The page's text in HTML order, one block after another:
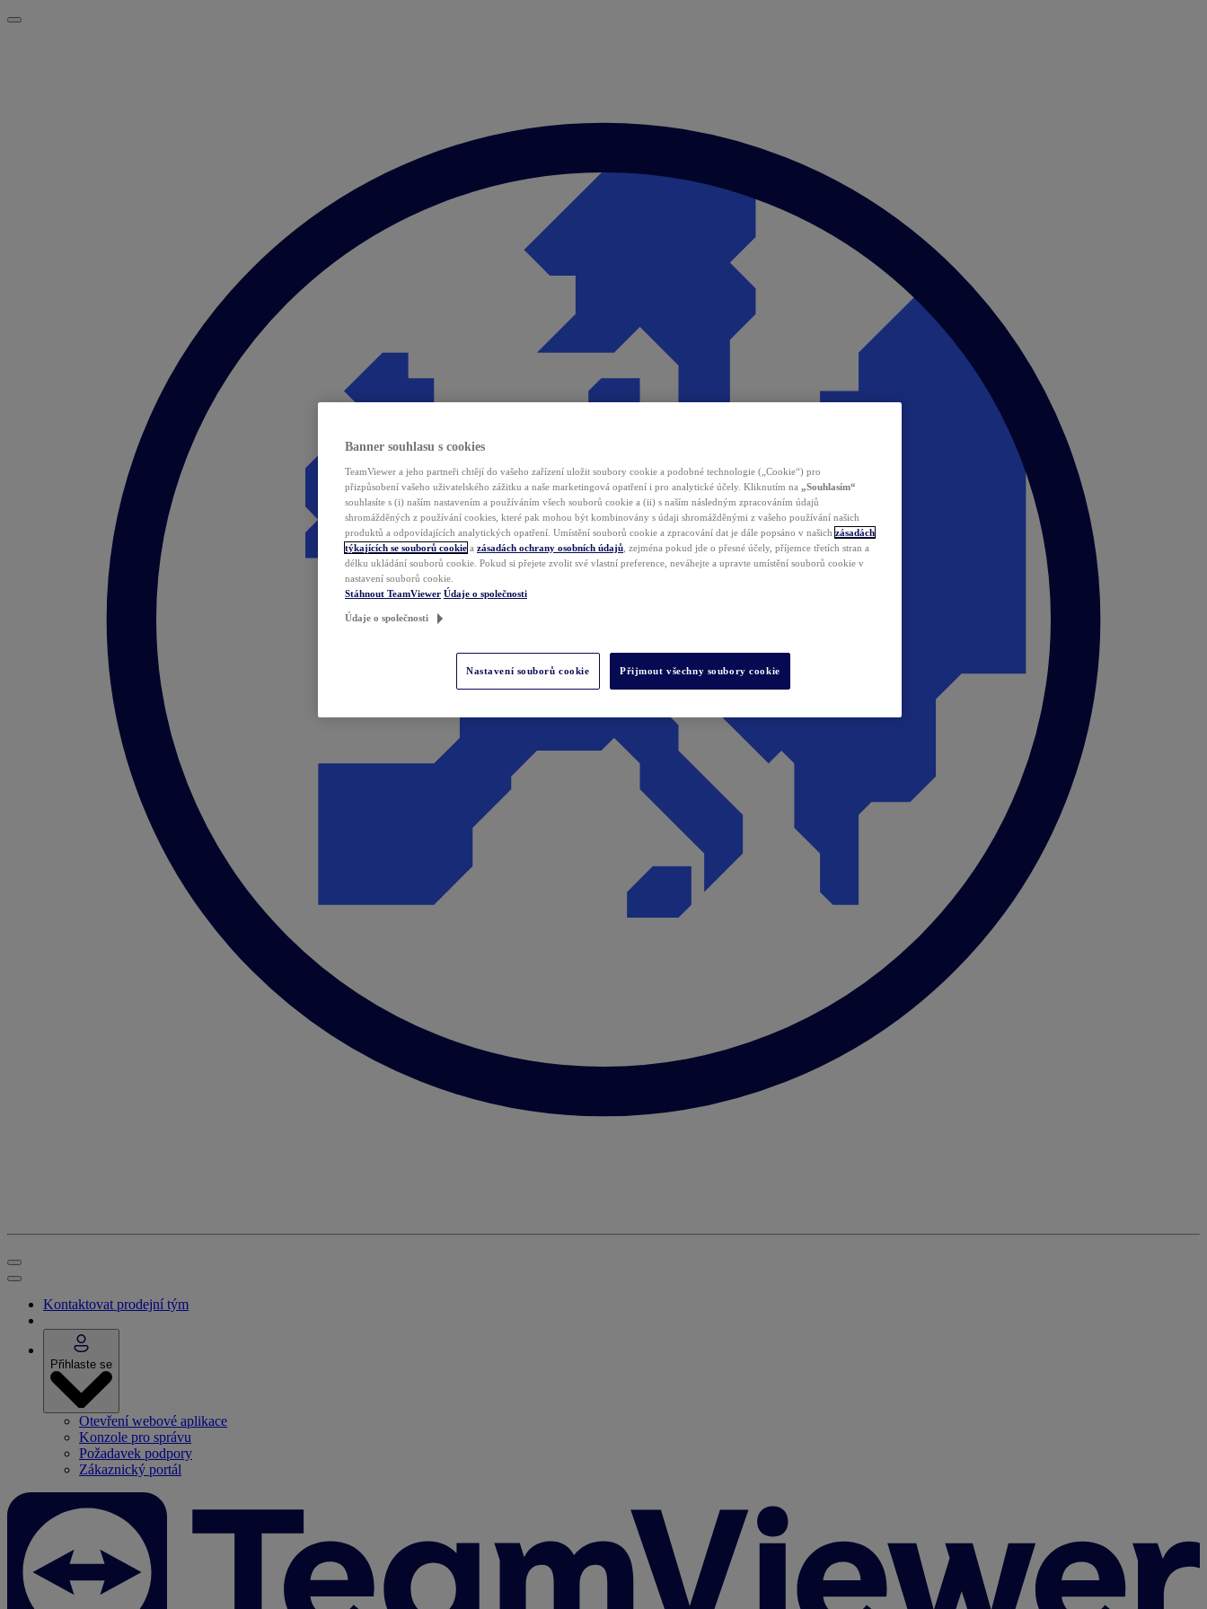
Kontaktovat prodejní tým
Přihlaste se
Otevření webové aplikace
Konzole pro správu
Požadavek podpory
Zákaznický portál
Banner souhlasu s cookies
TeamViewer a jeho partneři chtějí do vašeho zařízení uložit soubory cookie a podobné technologie („Cookie“) pro
přizpůsobení vašeho uživatelského zážitku a naše marketingová opatření i pro analytické účely. Kliknutím na „Souhlasím“
souhlasíte s (i) naším nastavením a používáním všech souborů cookie a (ii) s naším následným zpracováním údajů
shromážděných z používání cookies, které pak mohou být kombinovány s údaji shromážděnými z vašeho používání našich
produktů a odpovídajících analytických opatření. Umístění souborů cookie a zpracování dat je dále popsáno v našich zásadách
týkajících se souborů cookie a zásadách ochrany osobních údajů , zejména pokud jde o přesné účely, příjemce třetích stran a
délku ukládání souborů cookie. Pokud si přejete zvolit své vlastní preference, neváhejte a upravte umístění souborů cookie v
nastavení souborů cookie.
Stáhnout TeamViewer Údaje o společnosti
Údaje o společnosti
Nastavení souborů cookie Přijmout všechny soubory cookie